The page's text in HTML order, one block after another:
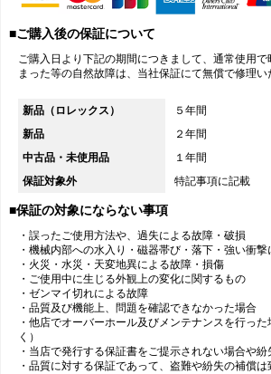
■ご購入後の保証について
ご購入日より下記の期間につきまして、通常使用
まった等の自然故障は、当社保証にて無償で修理い
新品（ロレックス）
５年間
新品
２年間
中古品・未使用品
１年間
保証対象外
特記事項に記載
■保証の対象にならない事項
・誤ったご使用方法や、過失による故障・破損
・機械内部への水入り・磁器帯び・落下・強い衝
・火災・水災・天変地異による故障・損傷
・ご使用中に生じる外観上の変化に関するもの
・ゼンマイ切れによる故障
・品質及び機能上、問題を確認できなかった場合
・他店でオーバーホール及びメンテナンスを行っ
く）
・当店で発行する保証書をご提示されない場合や
・品質に対する保証であって、盗難や紛失の補償